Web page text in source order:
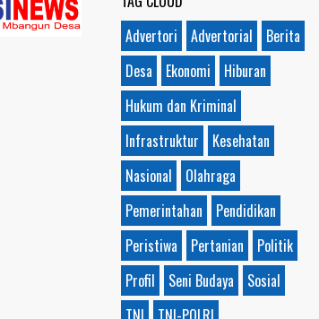
Advertori
Advertorial
Berita
Desa
Ekonomi
Hiburan
Hukum dan Kriminal
Infrastruktur
Kesehatan
Nasional
Olahraga
Pemerintahan
Pendidikan
Peristiwa
Pertanian
Politik
Profil
Seni Budaya
Sosial